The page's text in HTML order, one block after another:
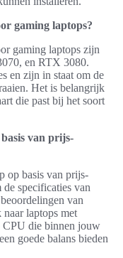
gaming laptops?
gaming laptops zijn
en RTX 3080.
en zijn in staat om de
Het is belangrijk
die past bij het soort
van prijs-
op basis van prijs-
specificaties van
van
laptops met
CPU die binnen jouw
goede balans bieden